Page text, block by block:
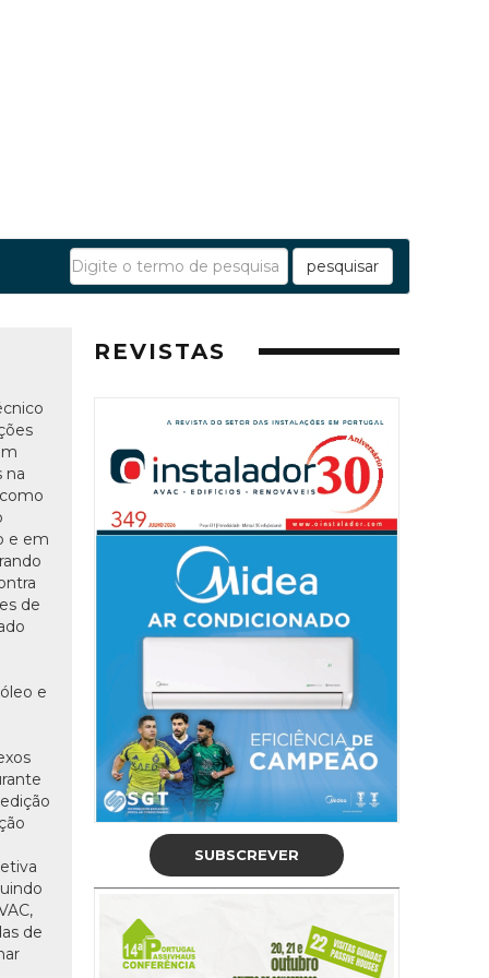
pesquisar
na
e em
de
e
de
REVISTAS
SUBSCREVER